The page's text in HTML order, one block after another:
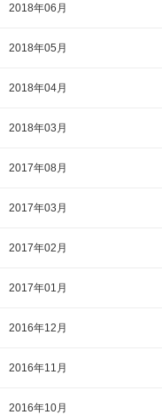
2018年06月
2018年05月
2018年04月
2018年03月
2017年08月
2017年03月
2017年02月
2017年01月
2016年12月
2016年11月
2016年10月